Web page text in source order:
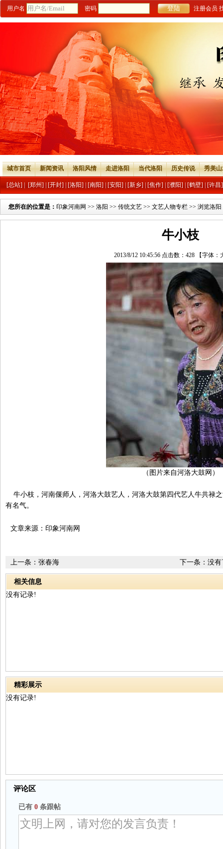
用户名 密码 注册会员
城市首页 新闻资讯 洛阳风情 走进洛阳 当代洛阳 历史传说 秀美
[总站] [郑州] [开封] [洛阳] [南阳] [安阳] [新乡] [焦作] [濮阳] [鹤壁] [许昌]
您所在的位置是： 印象河南网 >> 洛阳 >> 传统文艺 >> 文艺人物专栏 >> 浏览洛阳
牛小枝
2013/8/12 10:45:56 点击数：428 【字体：
（图片来自河洛大鼓网）
牛小枝，河南偃师人，河洛大鼓艺人，河洛大鼓第四代艺人牛共禄
有名气。
文章来源：印象河南网
下一条：没有
上一条： 张春海
相关信息
没有记录!
精彩展示
没有记录!
评论区
已有 0 条跟帖